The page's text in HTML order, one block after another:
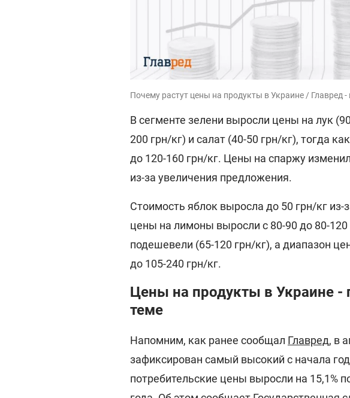
Почему растут цены на продукты в Украине / Главред
В сегменте зелени выросли цены на лук
200 грн/кг) и салат (40-50 грн/кг), тогда
до 120-160 грн/кг. Цены на спаржу
из-за увеличения предложения.
Стоимость яблок выросла до 50 грн/кг
цены на лимоны выросли с 80-90 до 80-
подешевели (65-120 грн/кг), а диапазон
до 105-240 грн/кг.
Цены на продукты в Украине -
теме
Напомним, как ранее сообщал Главред, в
зафиксирован самый высокий с начала
потребительские цены выросли на 15,1%